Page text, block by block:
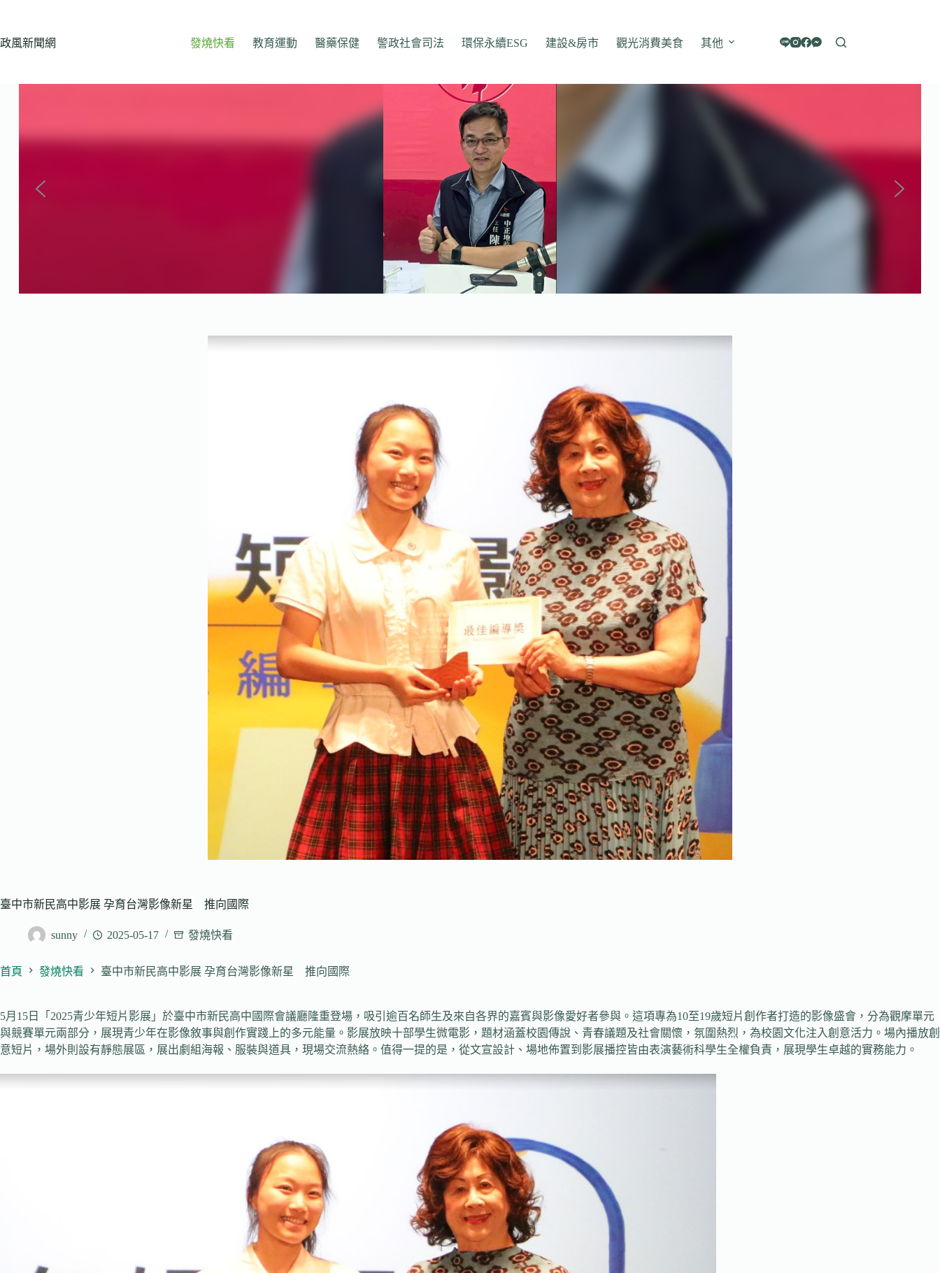
主
政風新聞網 發燒快看 教育運動 醫藥保健 警政社會司法 環保永續ESG 建設&房市 觀光消費美食 其他
臺中市新民高中影展 孕育台灣影像新星 推向國際
sunny 2025-05-17 發燒快看
首頁 發燒快看 臺中市新民高中影展 孕育台灣影像新星 推向國際
5月15日「2025青少年短片影展」於臺中市新民高中國際會議廳隆重登場，吸引逾百名師生及來自各界的嘉賓與影像愛好者參與。這項專為10至19歲短片創作者打造的影像盛會，分為觀摩單元
與競賽單元兩部分，展現青少年在影像敘事與創作實踐上的多元能量。影展放映十部學生微電影，題材涵蓋校園傳說、青春議題及社會關懷，氛圍熱烈，為校園文化注入創意活力。場內播放創
意短片，場外則設有靜態展區，展出劇組海報、服裝與道具，現場交流熱絡。值得一提的是，從文宣設計、場地佈置到影展播控皆由表演藝術科學生全權負責，展現學生卓越的實務能力。